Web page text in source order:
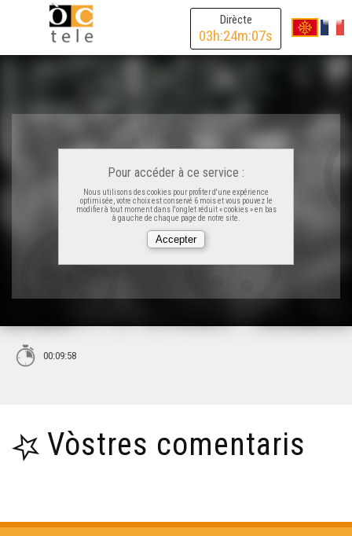
Dirècte
03h:24m:07s
Pour accéder à ce service :
Nous utilisons des cookies pour profiter d'une expérience
optimisée, votre choix est conservé 6 mois et vous pouvez le
modifier à tout moment dans l'onglet réduit « cookies » en bas
à gauche de chaque page de notre site.
00:09:58
Vòstres comentaris